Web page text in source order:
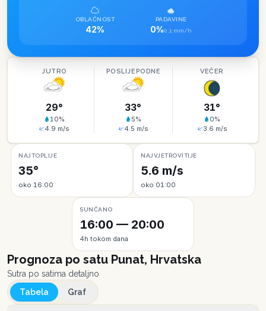
OBLAČNOST
42%
PADAVINE
0%0.1 mm/h
JUTRO
29°
10%
4.9 m/s
POSLIJEPODNE
33°
5%
4.5 m/s
VEČER
31°
0%
3.6 m/s
NAJTOPLIJE
35°
oko 16:00
NAJVJETROVITIJE
5.6 m/s
oko 01:00
SUNČANO
16:00 — 20:00
4h tokom dana
Prognoza po satu Punat, Hrvatska
Sutra po satima detaljno
Tabela
Graf